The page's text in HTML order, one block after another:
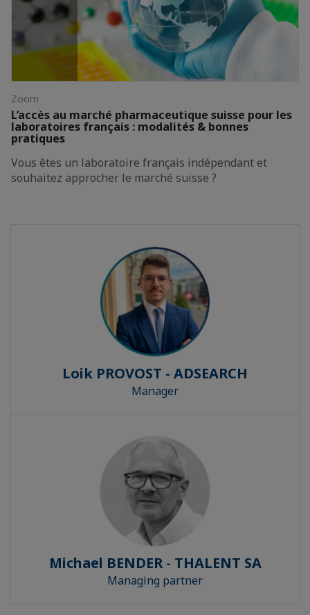
Zoom
L’accès au marché pharmaceutique suisse pour les
laboratoires français : modalités & bonnes
pratiques
Vous êtes un laboratoire français indépendant et
souhaitez approcher le marché suisse ?
Loik PROVOST - ADSEARCH
Manager
Michael BENDER - THALENT SA
Managing partner